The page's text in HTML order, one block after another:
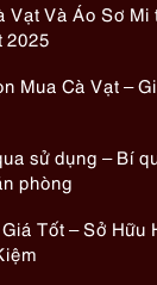
Vạt Và Áo Sơ Mi
2025
Mua Cà Vạt –
sử dụng – Bí
phòng
Tốt – Sở Hữu